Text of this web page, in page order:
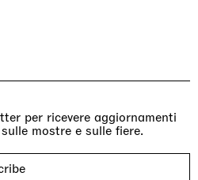
per ricevere aggiornamenti
mostre e sulle fiere.